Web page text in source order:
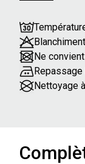
Ne
Nettoyage